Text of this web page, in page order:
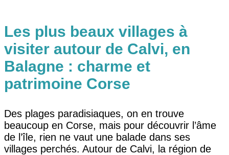
Les plus beaux villages à
visiter autour de Calvi, en
Balagne : charme et
patrimoine Corse
Des plages paradisiaques, on en trouve
beaucoup en Corse, mais pour découvrir l’âme
de l’île, rien ne vaut une balade dans ses
villages perchés. Autour de Calvi, la région de